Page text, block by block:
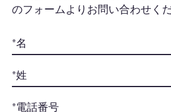
のフォームよりお問い合わせくだ